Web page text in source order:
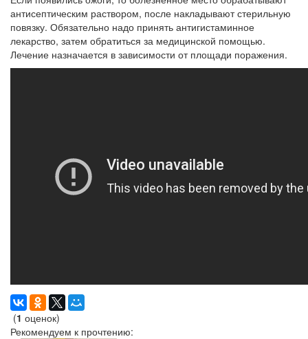
антисептическим раствором, после накладывают стерильную
повязку. Обязательно надо принять антигистаминное
лекарство, затем обратиться за медицинской помощью.
Лечение назначается в зависимости от площади поражения.
(1 оценок)
Рекомендуем к прочтению: